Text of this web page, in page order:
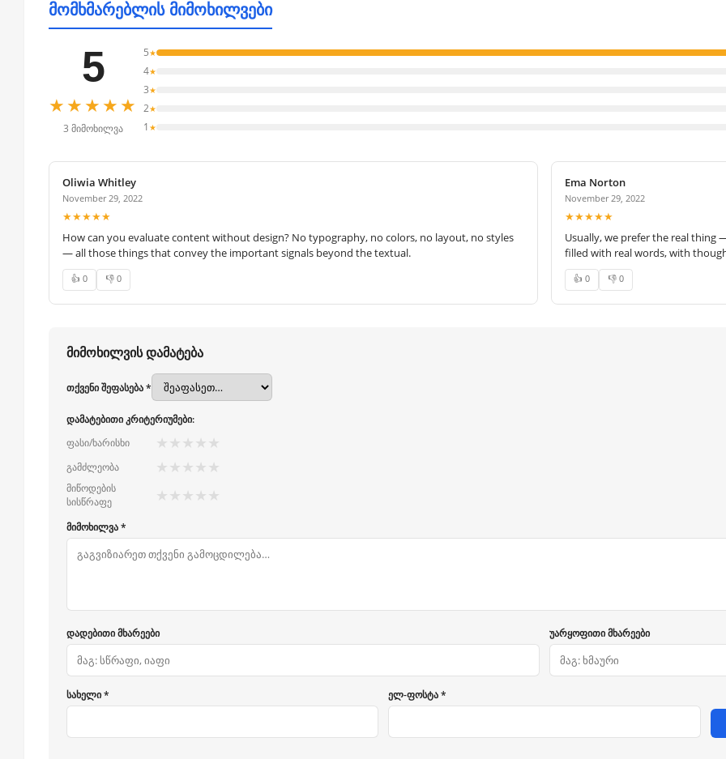
მომხმარებლის მიმოხილვები
5
★★★★★
3 მიმოხილვა
5★
4★
3★
2★
1 ★
Oliwia Whitley
November 29, 2022
★★★★★
How can you evaluate content without design? No typography, no colors, no layout, no styles
— all those things that convey the important signals beyond the textual.
👍 0 👎 0
Ema Norton
November 29, 2022
★★★★★
Usually, we prefer the real thing
filled with real words, with
👍 0 👎 0
მიმოხილვის დამატება
თქვენი შეფასება *
დამატებითი კრიტერიუმები:
ფასი/ხარისხი
★ ★ ★ ★ ★
გამძლეობა ★ ★ ★ ★ ★
მიწოდების
სისწრაფე
★ ★ ★ ★ ★
მიმოხილვა *
დადებითი მხარეები უარყოფითი მხარეები
სახელი * ელ-ფოსტა *